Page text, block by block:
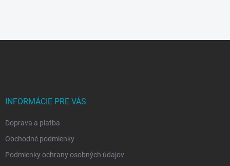
INFORMÁCIE PRE VÁS
Doprava a platba
Obchodné podmienky
Podmienky ochrany osobných údajov